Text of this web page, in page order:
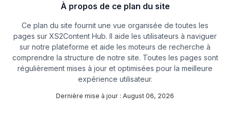
À propos de ce plan du site
Ce plan du site fournit une vue organisée de toutes les
pages sur XS2Content Hub. Il aide les utilisateurs à naviguer
sur notre plateforme et aide les moteurs de recherche à
comprendre la structure de notre site. Toutes les pages sont
régulièrement mises à jour et optimisées pour la meilleure
expérience utilisateur.
Dernière mise à jour : August 06, 2026